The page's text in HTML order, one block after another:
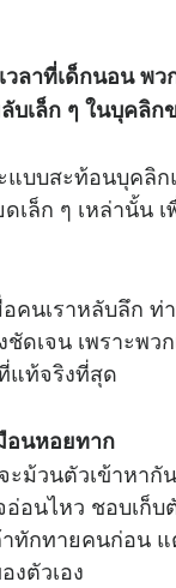
วลาที่เด็กนอน
บเล็ก ๆ ในบุคลิก
บบสะท้อนบุคลิ
เล็ก ๆ เหล่านั้น
อคนเราหลับลึก
ชัดเจน เพราะพ
แท้จริงที่สุด
อนหอยทาก
ะม้วนตัวเข้าหา
อนไหว ชอบเก็
ทักทายคนก่อน
งตัวเอง